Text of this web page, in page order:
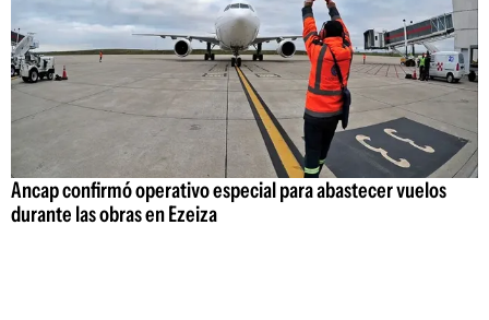
Ancap confirmó operativo especial para abastecer vuelos
durante las obras en Ezeiza